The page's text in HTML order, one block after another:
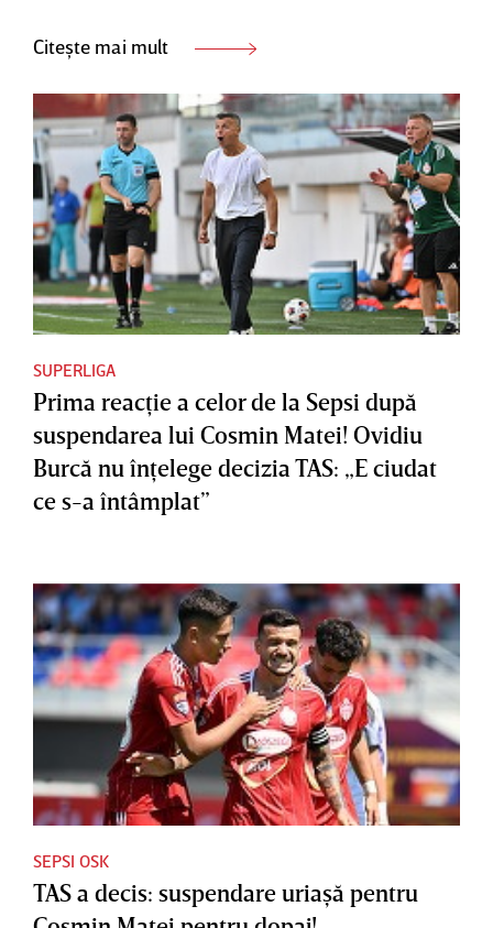
Citește mai mult
SUPERLIGA
Prima reacţie a celor de la Sepsi după
suspendarea lui Cosmin Matei! Ovidiu
Burcă nu înţelege decizia TAS: „E ciudat
ce s-a întâmplat”
SEPSI OSK
TAS a decis: suspendare uriaşă pentru